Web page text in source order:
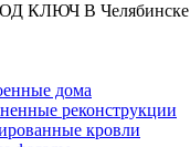
КЛЮЧ В Челябинске
дома
реконструкции
кровли